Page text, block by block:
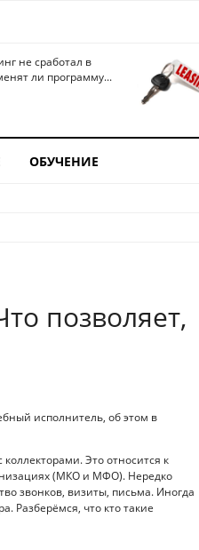
не сработал в
ли программу...
ОБУЧЕНИЕ
позволяет,
исполнитель, об этом в
Это относится к
(МКО и МФО). Нередко
звонков, визиты, письма. Иногда
Разберёмся, что кто такие